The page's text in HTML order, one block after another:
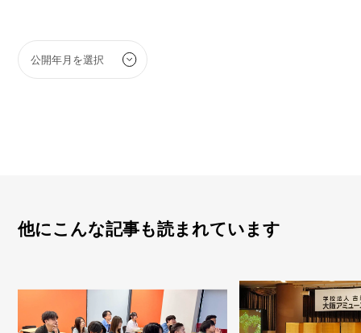
他にこんな記事も読まれています